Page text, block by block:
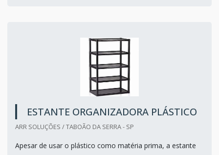
ESTANTE ORGANIZADORA PLÁSTICO
ARR SOLUÇÕES / TABOÃO DA SERRA - SP
Apesar de usar o plástico como matéria prima, a estante